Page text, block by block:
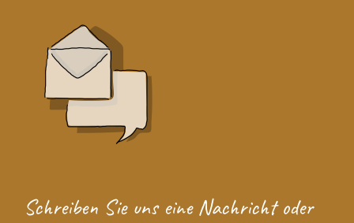
Schreiben Sie uns eine Nachrichtoder